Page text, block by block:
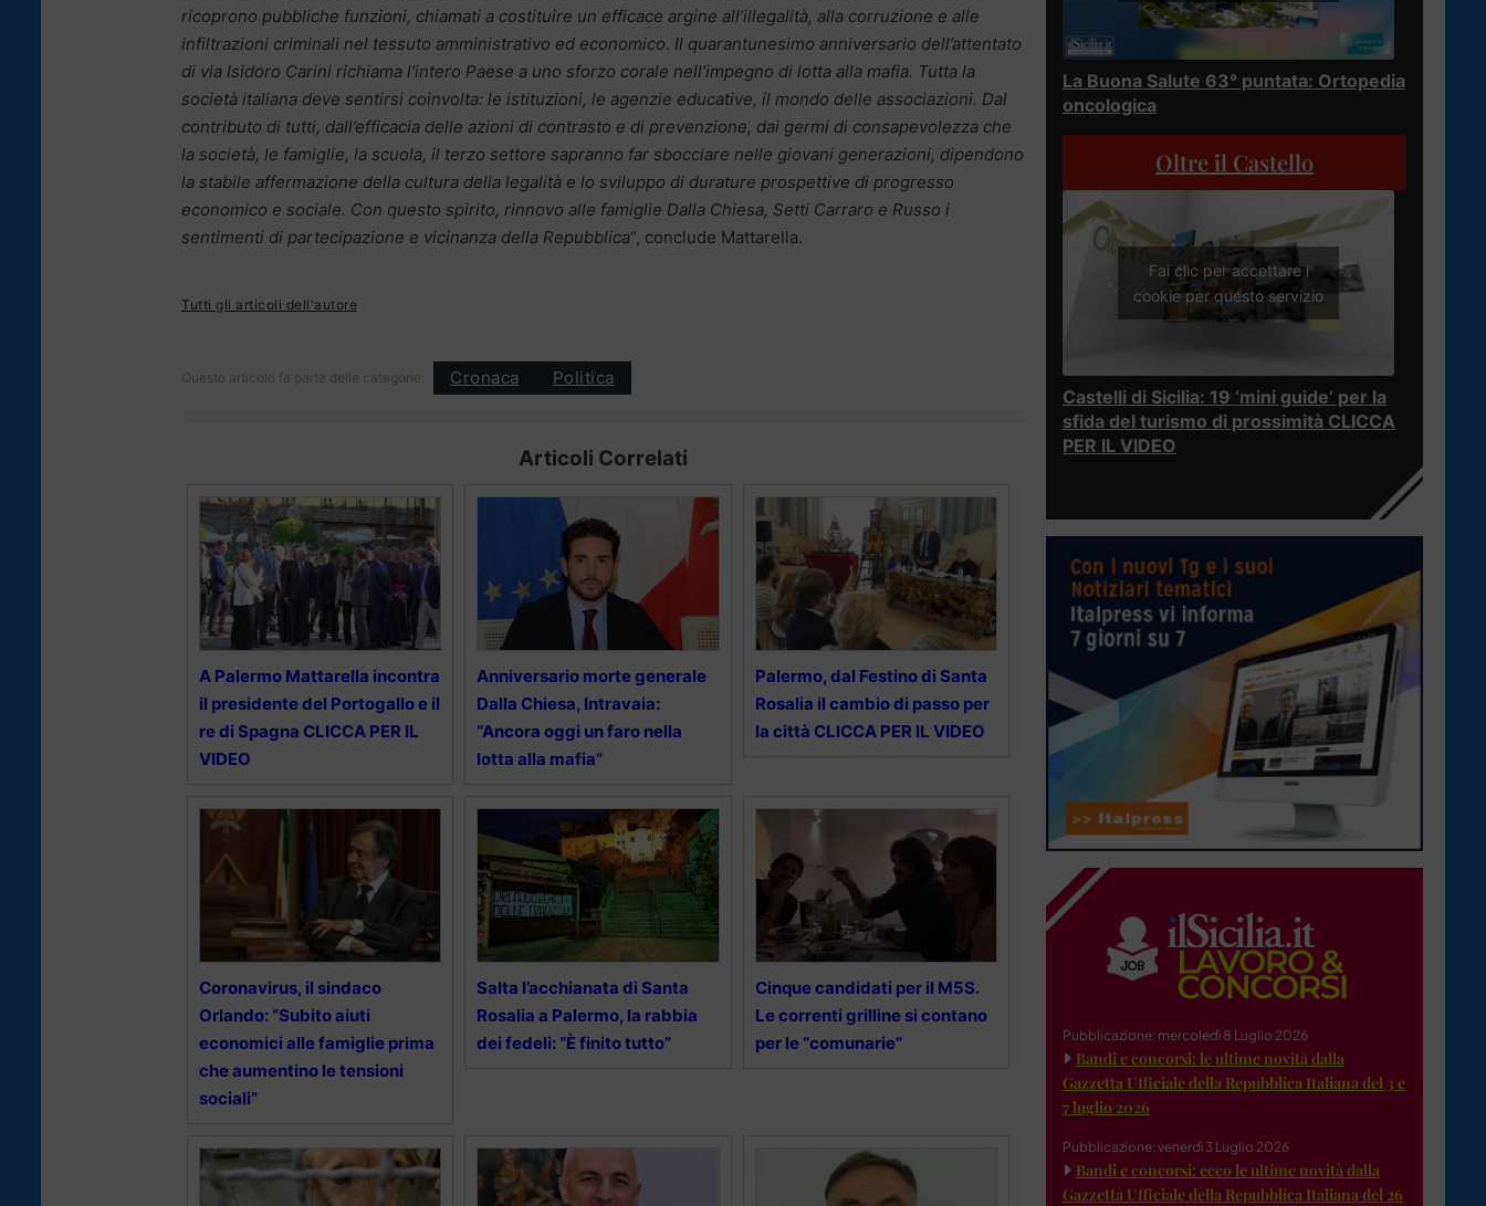
ricoprono pubbliche funzioni, chiamati a costituire un efficace argine all’illegalità, alla corruzione e alle
infiltrazioni criminali nel tessuto amministrativo ed economico. Il quarantunesimo anniversario dell’attentato
di via Isidoro Carini richiama l’intero Paese a uno sforzo corale nell’impegno di lotta alla mafia. Tutta la
società italiana deve sentirsi coinvolta: le istituzioni, le agenzie educative, il mondo delle associazioni. Dal
contributo di tutti, dall’efficacia delle azioni di contrasto e di prevenzione, dai germi di consapevolezza che
la società, le famiglie, la scuola, il terzo settore sapranno far sbocciare nelle giovani generazioni, dipendono
la stabile affermazione della cultura della legalità e lo sviluppo di durature prospettive di progresso
economico e sociale. Con questo spirito, rinnovo alle famiglie Dalla Chiesa, Setti Carraro e Russo i
sentimenti di partecipazione e vicinanza della Repubblica“, conclude Mattarella.
Tutti gli articoli dell'autore
Questo articolo fa parte delle categorie: Cronaca Politica
Articoli Correlati
A Palermo Mattarella incontra
il presidente del Portogallo e il
re di Spagna CLICCA PER IL
VIDEO
Anniversario morte generale
Dalla Chiesa, Intravaia:
“Ancora oggi un faro nella
lotta alla mafia”
Palermo, dal Festino di Santa
Rosalia il cambio di passo per
la città CLICCA PER IL VIDEO
Coronavirus, il sindaco
Orlando: “Subito aiuti
economici alle famiglie prima
che aumentino le tensioni
sociali”
Salta l’acchianata di Santa
Rosalia a Palermo, la rabbia
dei fedeli: “È finito tutto”
Cinque candidati per il M5S.
Le correnti grilline si contano
per le “comunarie”
La Buona Salute 63° puntata: Ortopedia
oncologica
Oltre il Castello
Fai clic per accettare i
cookie per questo servizio
Castelli di Sicilia: 19 ‘mini guide’ per la
sfida del turismo di prossimità CLICCA
PER IL VIDEO
Pubblicazione: mercoledì 8 Luglio 2026
Bandi e concorsi: le ultime novità dalla
Gazzetta Ufficiale della Repubblica Italiana del 3 e
7 luglio 2026
Pubblicazione: venerdì 3 Luglio 2026
Bandi e concorsi: ecco le ultime novità dalla
Gazzetta Ufficiale della Repubblica Italiana del 26